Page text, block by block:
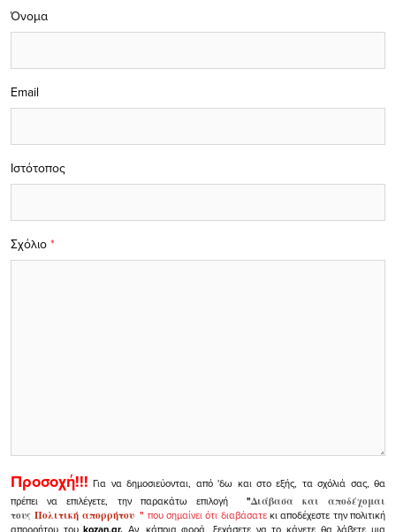
Σχόλιο *
Όνομα
Email
Ιστότοπος
Προσοχή!!! Για να δημοσιεύονται, από 'δω και στο εξής, τα σχόλιά σας, θα
πρέπει να επιλέγετε, την παρακάτω επιλογή
"Διάβασα και αποδέχομαι
τουςΠολιτική απορρήτου" που σημαίνει ότι διαβάσατεκι αποδέχεστε την πολιτική
απορρήτου τουkozan.gr. Αν, κάποια φορά, ξεχάσετε να το κάνετε θα λάβετε μια